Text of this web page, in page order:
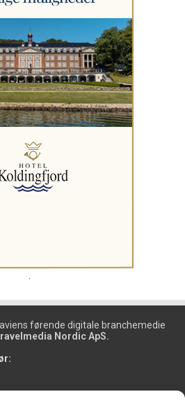
.
førende digitale branchemedie
Nordic ApS.